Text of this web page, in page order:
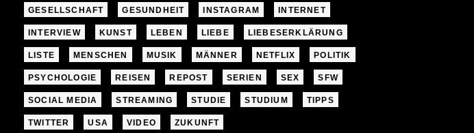
GESELLSCHAFT GESUNDHEIT INSTAGRAM INTERNET
INTERVIEW KUNST LEBEN LIEBE LIEBESERKLÄRUNG
LISTE MENSCHEN MUSIK MÄNNER NETFLIX POLITIK
PSYCHOLOGIE REISEN REPOST SERIEN SEX SFW
SOCIAL MEDIA STREAMING STUDIE STUDIUM TIPPS
TWITTER USA VIDEO ZUKUNFT